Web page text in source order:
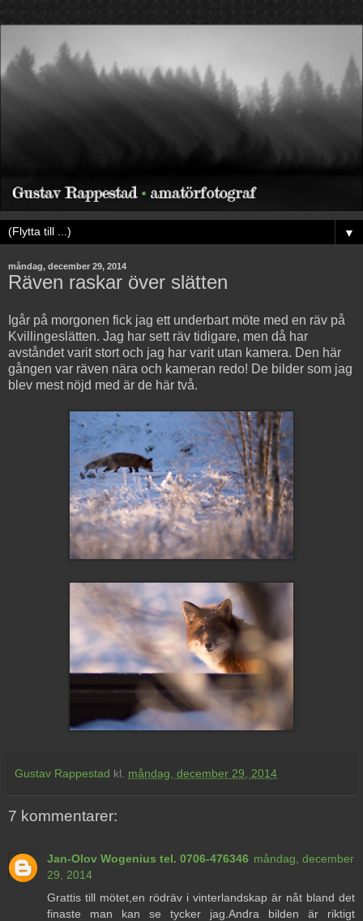
▼
måndag, december 29, 2014
Räven raskar över slätten
Igår på morgonen fick jag ett underbart möte med en räv på
Kvillingeslätten. Jag har sett räv tidigare, men då har
avståndet varit stort och jag har varit utan kamera. Den här
gången var räven nära och kameran redo! De bilder som jag
blev mest nöjd med är de här två.
Gustav Rappestad kl. måndag, december 29, 2014
7 kommentarer:
Jan-Olov Wogenius tel. 0706-476346 måndag, december
29, 2014
Grattis till mötet,en rödräv i vinterlandskap är nåt bland det
finaste man kan se tycker jag.Andra bilden är riktigt